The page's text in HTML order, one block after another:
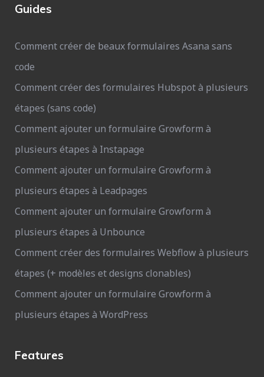
Guides
Comment créer de beaux formulaires Asana sans
code
Comment créer des formulaires Hubspot à plusieurs
étapes (sans code)
Comment ajouter un formulaire Growform à
plusieurs étapes à Instapage
Comment ajouter un formulaire Growform à
plusieurs étapes à Leadpages
Comment ajouter un formulaire Growform à
plusieurs étapes à Unbounce
Comment créer des formulaires Webflow à plusieurs
étapes (+ modèles et designs clonables)
Comment ajouter un formulaire Growform à
plusieurs étapes à WordPress
Features